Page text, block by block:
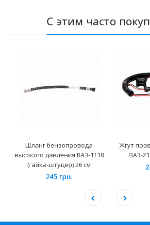
С этим часто
Шланг бензопровода
высокого давления ВАЗ-1118
(гайка-штуцер) 26 см
245 грн.
Жгут
ВАЗ-